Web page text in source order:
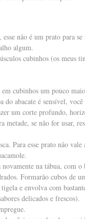
, esse não é um prato para
algum.
cubinhos (os meus
cubinhos um pouco
do abacate é sensível,
um corte profundo,
metade, se não for usar,
Para esse prato não
novamente na tábua, com
Formarão cubos de
e envolva com
delicados e frescos).